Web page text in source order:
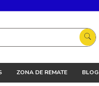
ZONA DE REMATE BLOG